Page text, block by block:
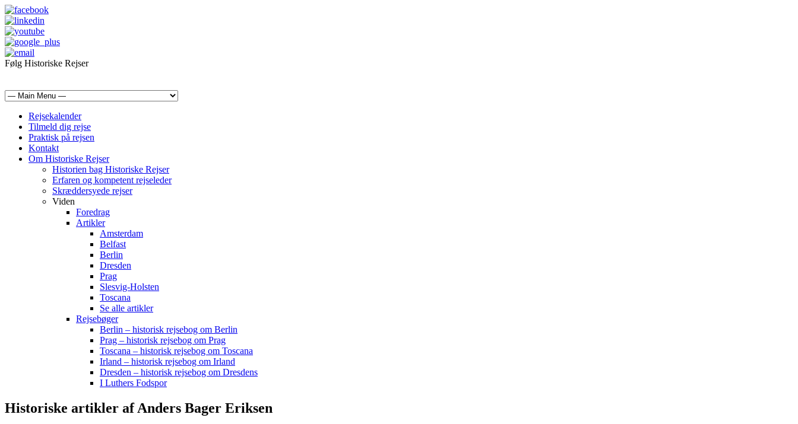
Følg Historiske Rejser
Rejsekalender
Tilmeld dig rejse
Praktisk på rejsen
Kontakt
Om Historiske Rejser
Historien bag Historiske Rejser
Erfaren og kompetent rejseleder
Skræddersyede rejser
Viden
Foredrag
Artikler
Amsterdam
Belfast
Berlin
Dresden
Prag
Slesvig-Holsten
Toscana
Se alle artikler
Rejsebøger
Berlin – historisk rejsebog om Berlin
Prag – historisk rejsebog om Prag
Toscana – historisk rejsebog om Toscana
Irland – historisk rejsebog om Irland
Dresden – historisk rejsebog om Dresdens
I Luthers Fodspor
Historiske artikler af Anders Bager Eriksen